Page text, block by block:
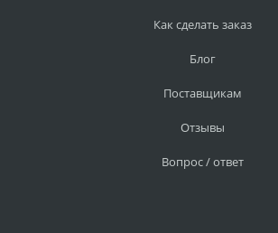
Как сделать заказ
Блог
Поставщикам
Отзывы
Вопрос / ответ